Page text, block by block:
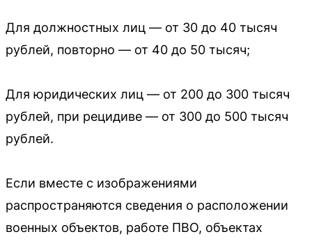
Для должностных лиц — от 30 до 40 тысяч
рублей, повторно — от 40 до 50 тысяч;
Для юридических лиц — от 200 до 300 тысяч
рублей, при рецидиве — от 300 до 500 тысяч
рублей.
Если вместе с изображениями
распространяются сведения о расположении
военных объектов, работе ПВО, объектах